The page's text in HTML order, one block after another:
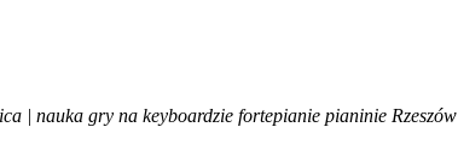
| nauka gry na keyboardzie fortepianie pianinie Rzeszów